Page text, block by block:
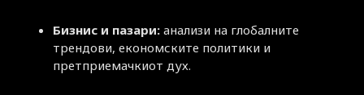
Бизнис и пазари: анализи на глобалните
трендови, економските политики и
претприемачкиот дух.